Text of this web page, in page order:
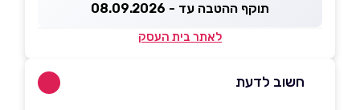
תוקף ההטבה עד - 08.09.2026
לאתר בית העסק
חשוב לדעת